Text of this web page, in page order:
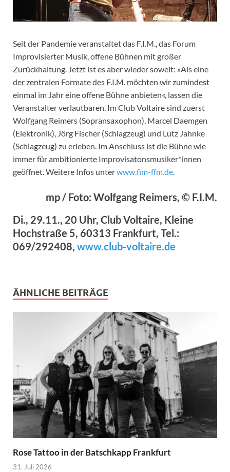
Seit der Pandemie veranstaltet das F.I.M., das Forum
Improvisierter Musik, offene Bühnen mit großer
Zurückhaltung. Jetzt ist es aber wieder soweit: »Als eine
der zentralen Formate des F.I.M. möchten wir zumindest
einmal im Jahr eine offene Bühne anbieten«, lassen die
Veranstalter verlautbaren. Im Club Voltaire sind zuerst
Wolfgang Reimers (Sopransaxophon), Marcel Daemgen
(Elektronik), Jörg Fischer (Schlagzeug) und Lutz Jahnke
(Schlagzeug) zu erleben. Im Anschluss ist die Bühne wie
immer für ambitionierte Improvisatonsmusiker*innen
geöffnet. Weitere Infos unterwww.fim-ffm.de.
mp / Foto: Wolfgang Reimers, © F.I.M.
Di., 29.11., 20 Uhr, Club Voltaire, Kleine
Hochstraße 5, 60313 Frankfurt, Tel.:
069/292408, www.club-voltaire.de
ÄHNLICHE BEITRÄGE
Rose Tattoo in der Batschkapp Frankfurt
31. Juli 2026